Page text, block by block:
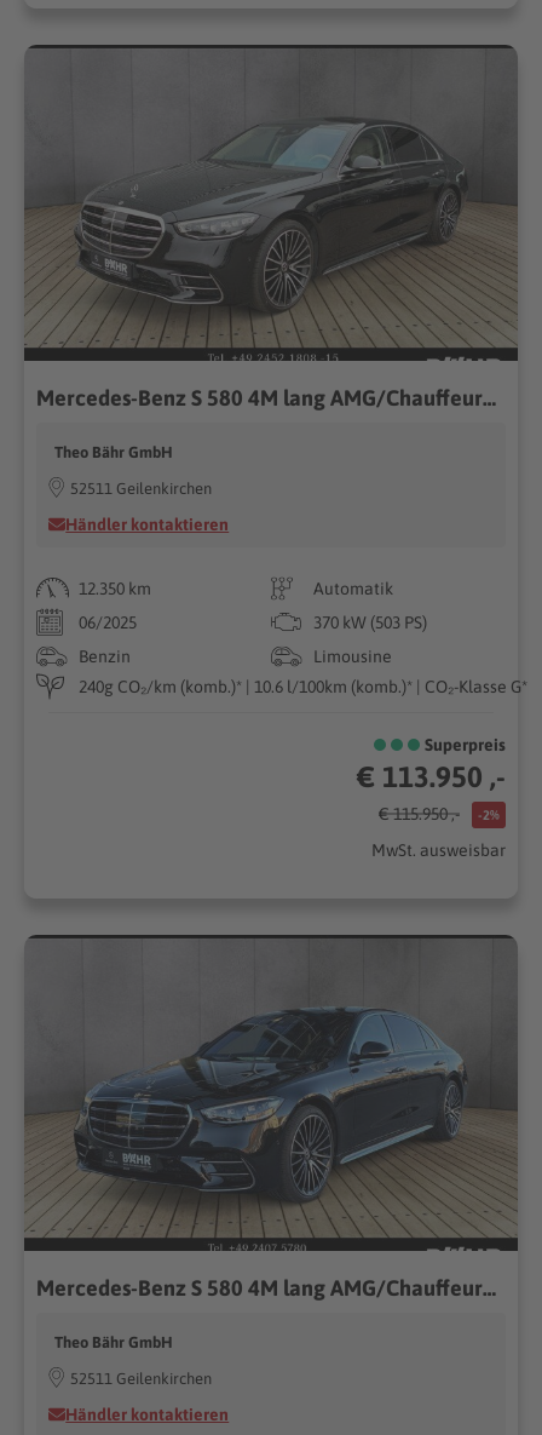
Mercedes-Benz S 580 4M lang AMG/Chauffeur/Burmester3D/Pano/360
Theo Bähr GmbH
52511 Geilenkirchen
Händler kontaktieren
12.350 km
Automatik
06/2025
370 kW (503 PS)
Benzin
Limousine
240g CO₂/km (komb.)* | 10.6 l/100km (komb.)* | CO₂-Klasse G*
Superpreis
€ 113.950 ,-
€ 115.950 ,- -2%
MwSt. ausweisbar
Mercedes-Benz S 580 4M lang AMG/Chauffeur/Burmester3D/Pano/360
Theo Bähr GmbH
52511 Geilenkirchen
Händler kontaktieren